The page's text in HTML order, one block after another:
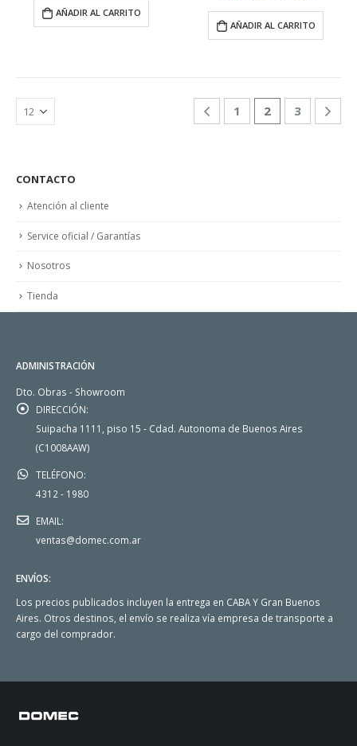
AÑADIR AL CARRITO
AÑADIR AL CARRITO
1 2 3
CONTACTO
Atención al cliente
Service oficial / Garantías
Nosotros
Tienda
ADMINISTRACIÓN
Dto. Obras - Showroom
DIRECCIÓN:
Suipacha 1111, piso 15 - Cdad. Autonoma de Buenos Aires
(C1008AAW)
TELÉFONO:
4312 - 1980
EMAIL:
ventas@domec.com.ar
ENVÍOS:
Los precios publicados incluyen la entrega en CABA Y Gran Buenos
Aires. Otros destinos, el envío se realiza vía empresa de transporte a
cargo del comprador.